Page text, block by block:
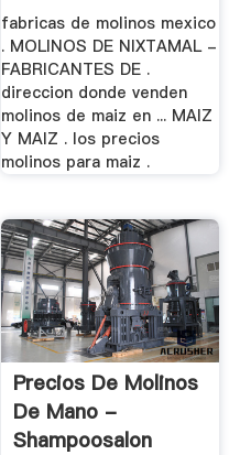
fabricas de molinos mexico
. MOLINOS DE NIXTAMAL -
FABRICANTES DE .
direccion donde venden
molinos de maiz en ... MAIZ
Y MAIZ . los precios
molinos para maiz .
Precios De Molinos
De Mano -
Shampoosalon